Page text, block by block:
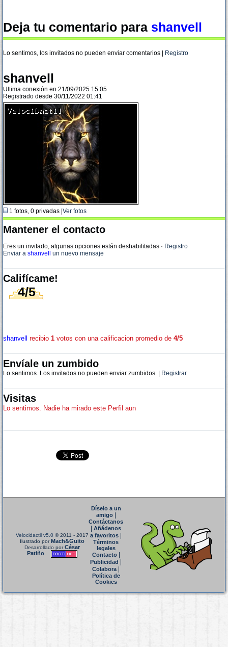
Deja tu comentario para shanvell
Lo sentimos, los invitados no pueden enviar comentarios | Registro
shanvell
Ultima conexión en 21/09/2025 15:05
Registrado desde 30/11/2022 01:41
1 fotos, 0 privadas | Ver fotos
Mantener el contacto
Eres un invitado, algunas opciones están deshabilitadas · Registro
Enviar a shanvell un nuevo mensaje
Califícame!
4/5
shanvell recibio 1 votos con una calificacion promedio de 4/5
Envíale un zumbido
Lo sentimos. Los invitados no pueden enviar zumbidos. | Registrar
Visitas
Lo sentimos. Nadie ha mirado este Perfil aun
Velocidactil v5.0 © 2011 - 2017
Ilustrado porMach&Guito
Desarrollado porCésar
Patiño
Díselo a un
amigo|
Contáctanos
Añádenos
a favoritos
Términos
legales
Contacto|
Publicidad
Colabora|
Política de
Cookies